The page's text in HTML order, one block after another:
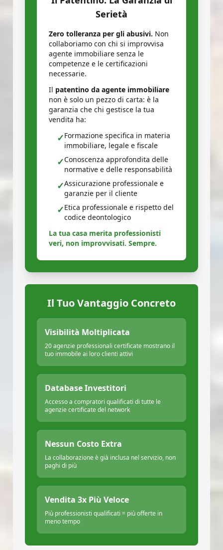
Serietà
Zero tolleranza per gli abusivi. Non
collaboriamo con chi si improvvisa
agente immobiliare senza le
competenze e le certificazioni
necessarie.
Il patentino da agente immobiliare
non è solo un pezzo di carta: è la
garanzia che chi gestisce la tua
vendita ha:
✓Formazione specifica in materia
immobiliare, legale e fiscale
✓Conoscenza approfondita delle
normative e delle responsabilità
✓Assicurazione professionale e
garanzie per il cliente
✓Etica professionale e rispetto del
codice deontologico
La tua casa merita professionisti
veri, non improvvisati. Sempre.
Il Tuo Vantaggio Concreto
Visibilità Moltiplicata
20 agenzie professionali certificate mostrano il
tuo immobile ai loro clienti attivi
Database Investitori
Accesso a compratori qualificati di tutte le
agenzie certificate del network
Nessun Costo Extra
La collaborazione è già inclusa nel servizio, non
paghi di più
Vendita 3x Più Veloce
Più professionisti qualificati = più offerte in
meno tempo